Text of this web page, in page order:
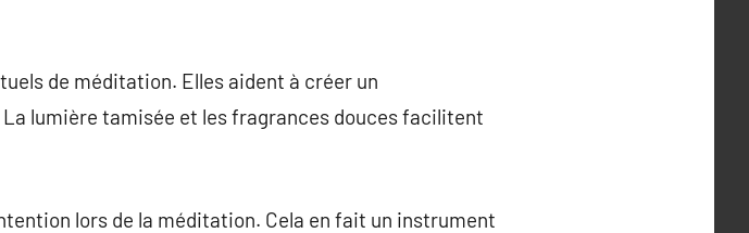
de méditation. Elles aident à créer un
lumière tamisée et les fragrances douces facilitent
lors de la méditation. Cela en fait un instrument